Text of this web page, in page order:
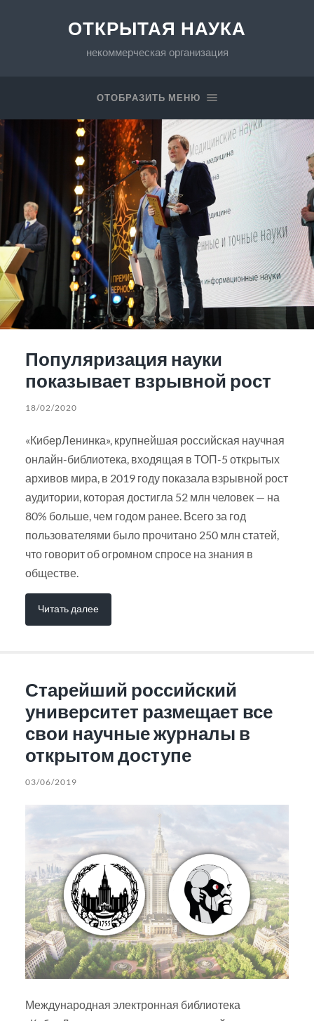
ОТКРЫТАЯ НАУКА
некоммерческая организация
ОТОБРАЗИТЬ МЕНЮ
Популяризация науки
показывает взрывной рост
18/02/2020
«КиберЛенинка», крупнейшая российская научная
онлайн-библиотека, входящая в ТОП-5 открытых
архивов мира, в 2019 году показала взрывной рост
аудитории, которая достигла 52 млн человек — на
80% больше, чем годом ранее. Всего за год
пользователями было прочитано 250 млн статей,
что говорит об огромном спросе на знания в
обществе.
Читать далее
Старейший российский
университет размещает все
свои научные журналы в
открытом доступе
03/06/2019
Международная электронная библиотека